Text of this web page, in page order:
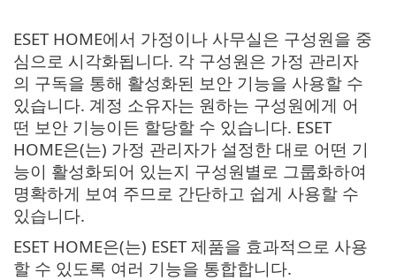
ESET HOME에서 가정이나 사무실은 구성원을 중
심으로 시각화됩니다. 각 구성원은 가정 관리자
의 구독을 통해 활성화된 보안 기능을 사용할 수
있습니다. 계정 소유자는 원하는 구성원에게 어
떤 보안 기능이든 할당할 수 있습니다. ESET
HOME은(는) 가정 관리자가 설정한 대로 어떤 기
능이 활성화되어 있는지 구성원별로 그룹화하여
명확하게 보여 주므로 간단하고 쉽게 사용할 수
있습니다.
ESET HOME은(는) ESET 제품을 효과적으로 사용
할 수 있도록 여러 기능을 통합합니다.